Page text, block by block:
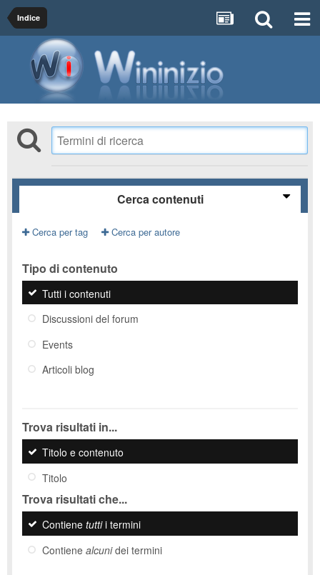
Indice
Cerca contenuti
Cerca per tag Cerca per autore
Tipo di contenuto
Tutti i contenuti
Discussioni del forum
Events
Articoli blog
Trova risultati in...
Titolo e contenuto
Titolo
Trova risultati che...
Contiene tuttii termini
Contiene alcunidei termini